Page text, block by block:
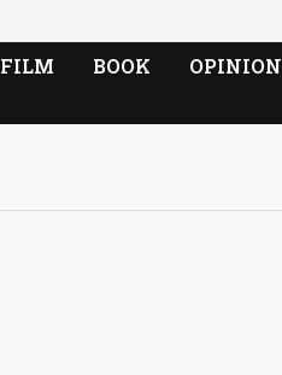
FILM BOOK OPINION